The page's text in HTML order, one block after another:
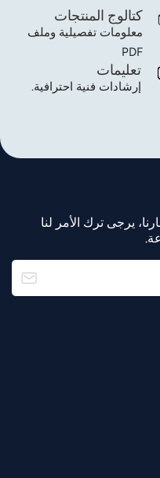
كتالوج المنتجات
معلومات تفصيلية وملف
PDF
تعليمات
إرشادات فنية احترافية.
يرجى ترك الأمر لنا